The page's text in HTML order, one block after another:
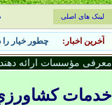
لینک های اصلی
آخرین اخبار: چطور خیار را
معرفی مؤسسات ارائه
خدمات